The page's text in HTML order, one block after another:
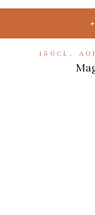
150CL ,